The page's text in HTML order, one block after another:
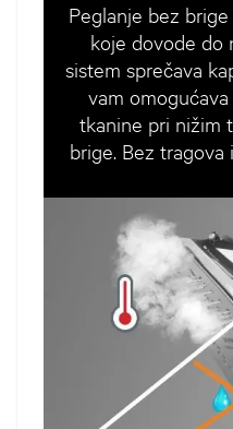
Peglanje bez
koje dovode do
sistem sprečava
vam
tkanine pri nižim
brige. Bez